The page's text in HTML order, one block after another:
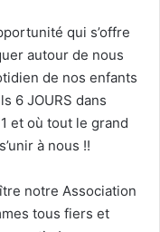
qui s’offre
autour de nous
de nos enfants
6 JOURS dans
et où tout le grand
à nous !!
notre Association
tous fiers et